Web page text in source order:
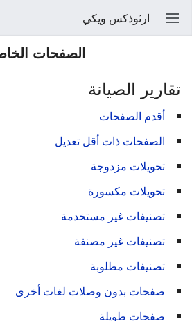
ارثوذكس ويكي
الصفحات
تقارير الصيانة
أقدم الصفحات
الصفحات ذات أقل تعديل
تحويلات مزدوجة
تحويلات مكسورة
تصنيفات غير مستخدمة
تصنيفات غير مصنفة
تصنيفات مطلوبة
صفحات بدون وصلات لغات أخرى
صفحات طويلة